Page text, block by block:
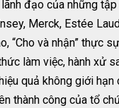
đạo của những
Merck, Estée
“Cho và nhận” thực
làm việc, hành xử
quả không giới hạn
thành công của tổ